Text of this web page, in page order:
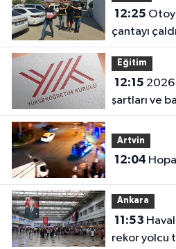
12:25
çantayı
Eğitim
12:15
şartları ve
Artvin
12:04
Ankara
11:53
rekor yolcu